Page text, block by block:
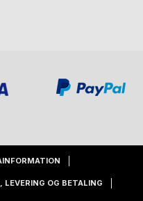
LEVERING OG BETALING